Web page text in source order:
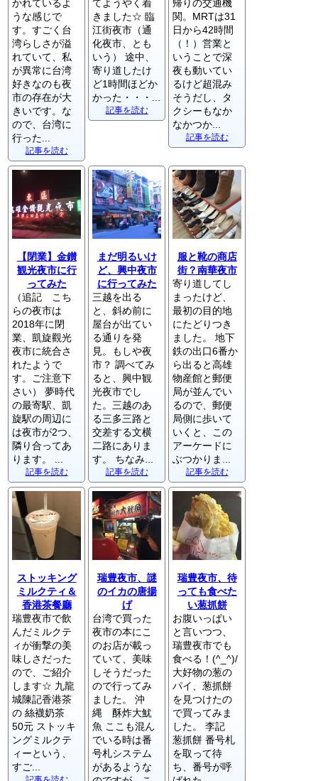
かれているよ
うな感じで
す。すごく台
湾らしさが溢
れていて、私
が異常に台湾
好きなのも夜
市の存在が大
きいです。な
ので、台湾に
行った...
記事を読む
てようやく着
きました☆ 臨
江街夜市（通
化夜市、とも
いう） 途中、
寄り道したけ
ど1時間ほどか
かった・・・...
記事を読む
帰りの交通機
関。MRTは31
日から42時間
（！）営業と
いうことで深
夜も動いてい
るけど超混み
そうだし、タ
クシーもなか
なかつか...
記事を読む
【閉業】金鑚
観光夜市に行
ってみた
（追記 こち
らの夜市は
2018年に閉
業、凱旋觀光
夜市に統合さ
れたようで
す。ご注意下
さい） 夢時代
の最寄駅、凱
旋駅の周辺に
は夜市が2つ、
隣り合ってあ
ります。 ...
記事を読む
まだ明るいけ
ど、興中夜市
に行ってみた
三越を出る
と、斜め前に
屋台が出てい
る通りを発
見。もしや夜
市？ 調べてみ
ると、興中観
光夜市でし
た。三越のあ
る三多三路と
交差する文横
二路にありま
す。 ちなみ...
記事を読む
服と靴の商店
街？南華夜市
寄り道してし
まったけど、
最初の目的地
にたどりつき
ました。 地下
鉄の出口6番か
ら出ると高雄
物産館と郵便
局が並んでい
るので、郵便
局側に歩いて
いくと、この
アーケードに
ぶつかりま...
記事を読む
ストッキング
ミルクティ＆
香港茶餐廳
瑞豊夜市で飲
んだミルクテ
ィが衝撃の美
味しさだった
ので、ご紹介
します☆ 九龍
城陳記香港茶
の 絲襪奶茶
50元 ストッキ
ングミルクテ
ィーという、
すご...
瑞豊夜市、謎
のイカの唐揚
げ
台湾で買った
夜市の本にこ
のお店が載っ
ていて、美味
しそうだった
ので行ってみ
ました。 沖
縄 酥炸大魷
魚 ここも混ん
でいる時は番
号札システム
があるような
瑞豊夜市、待
っても食べた
い葱抓餅
お腹いっぱい
と言いつつ、
瑞豊夜市でも
食べる！(^_^)/
大好物の葱の
パイ、葱抓餅
を見つけたの
で買ってみま
した。 李記
葱抓餅 番号札
を取って待
ち、番号が呼